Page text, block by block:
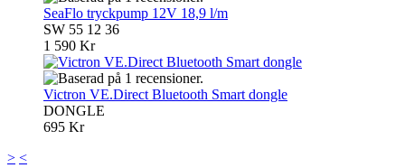
SeaFlo tryckpump 12V 18,9 l/m
SW 55 12 36
1 590 Kr
Victron VE.Direct Bluetooth Smart dongle
DONGLE
695 Kr
> <